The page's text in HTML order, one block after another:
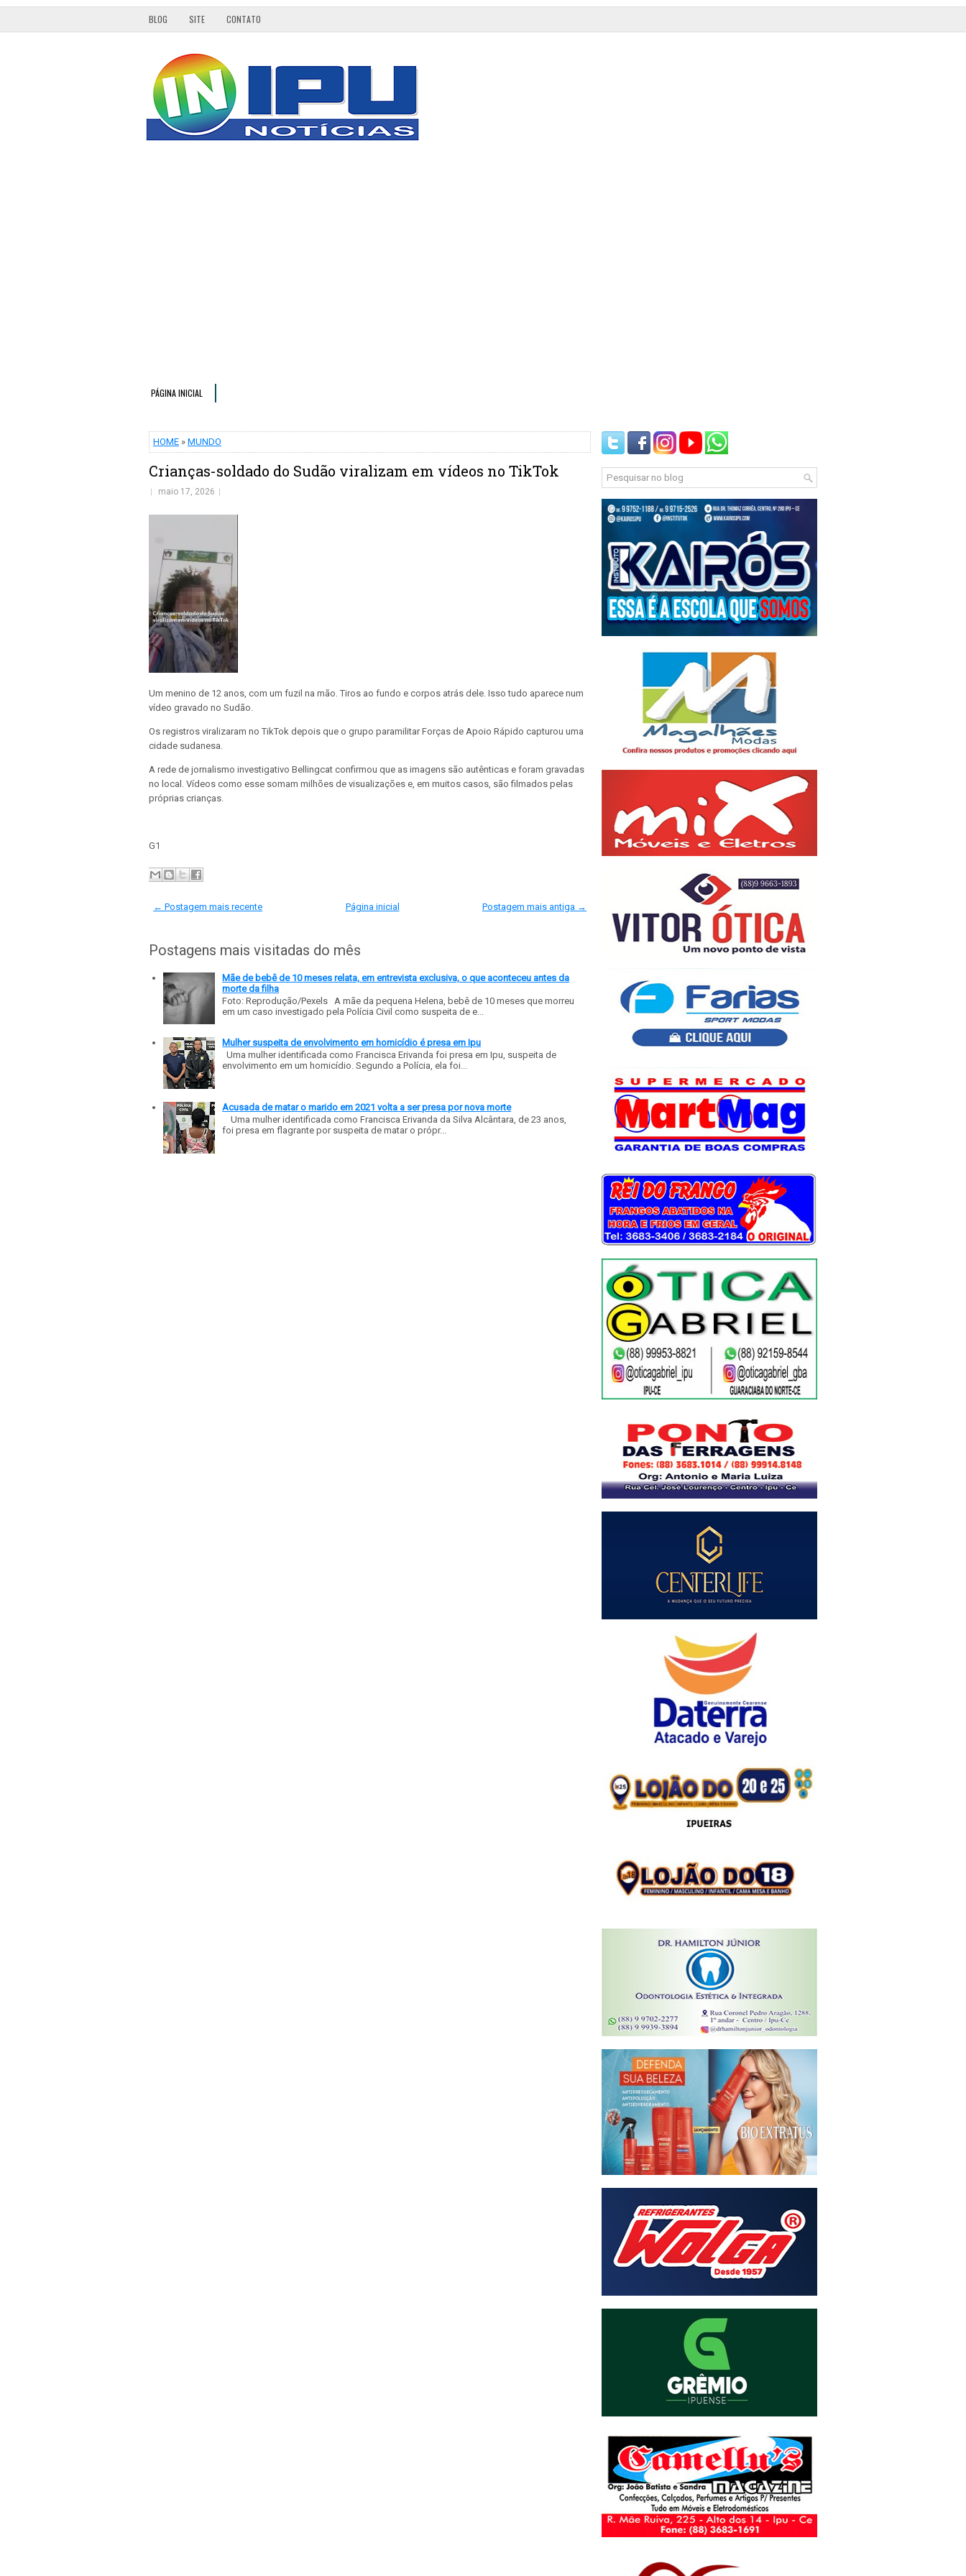
BLOG SITE CONTATO
PÁGINA INICIAL
HOME » MUNDO
Crianças-soldado do Sudão viralizam em vídeos no TikTok
maio 17, 2026
Um menino de 12 anos, com um fuzil na mão. Tiros ao fundo e corpos atrás dele. Isso tudo aparece num
vídeo gravado no Sudão.
Os registros viralizaram no TikTok depois que o grupo paramilitar Forças de Apoio Rápido capturou uma
cidade sudanesa.
A rede de jornalismo investigativo Bellingcat confirmou que as imagens são autênticas e foram gravadas
no local. Vídeos como esse somam milhões de visualizações e, em muitos casos, são filmados pelas
próprias crianças.
G1
← Postagem mais recente Postagem mais antiga →
Página inicial
Postagens mais visitadas do mês
Mãe de bebê de 10 meses relata, em entrevista exclusiva, o que aconteceu antes da
morte da filha
Foto: Reprodução/Pexels A mãe da pequena Helena, bebê de 10 meses que morreu
em um caso investigado pela Polícia Civil como suspeita de e...
Mulher suspeita de envolvimento em homicídio é presa em Ipu
Uma mulher identificada como Francisca Erivanda foi presa em Ipu, suspeita de
envolvimento em um homicídio. Segundo a Polícia, ela foi...
Acusada de matar o marido em 2021 volta a ser presa por nova morte
Uma mulher identificada como Francisca Erivanda da Silva Alcântara, de 23 anos,
foi presa em flagrante por suspeita de matar o própr...